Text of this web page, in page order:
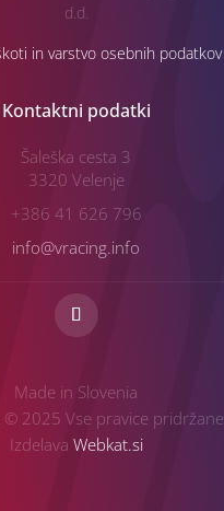
d.d.
in varstvo osebnih podatkov
Kontaktni podatki
Šaleška cesta 3
3320 Velenje
+386 41 626 796
info@vracing.info
Made in Slovenia
© 2025 Vse pravice pridržane
Izdelava Webkat.si